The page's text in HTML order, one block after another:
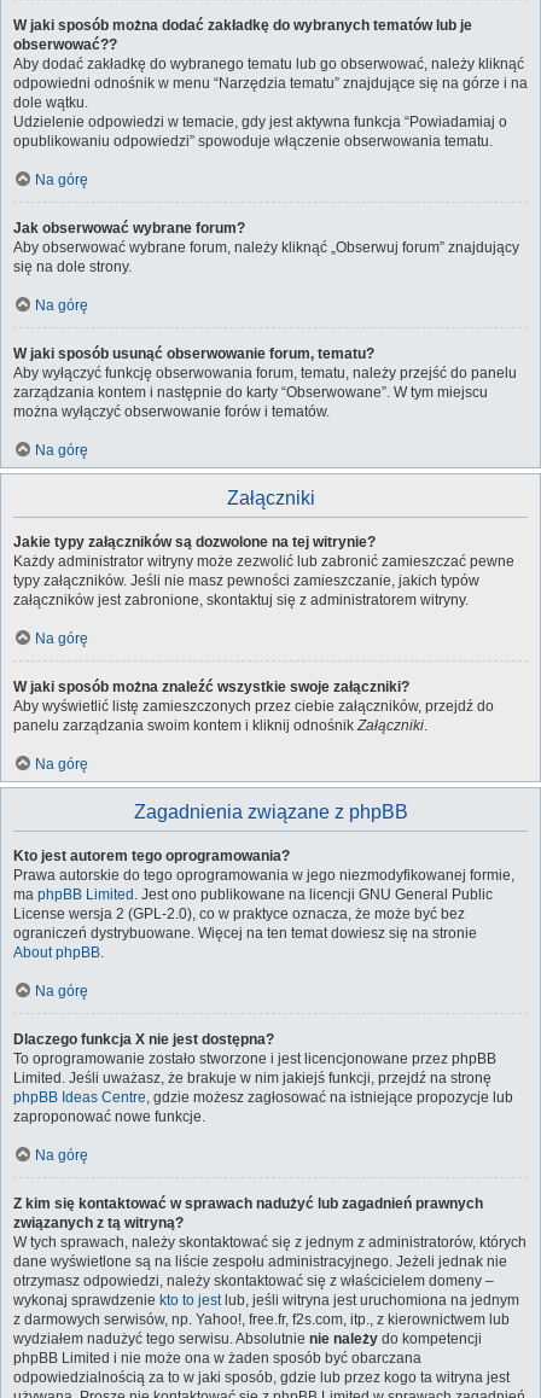
W jaki sposób można dodać zakładkę do wybranych tematów lub je
obserwować??
Aby dodać zakładkę do wybranego tematu lub go obserwować, należy kliknąć
odpowiedni odnośnik w menu “Narzędzia tematu” znajdujące się na górze i na
dole wątku.
Udzielenie odpowiedzi w temacie, gdy jest aktywna funkcja “Powiadamiaj o
opublikowaniu odpowiedzi” spowoduje włączenie obserwowania tematu.
Na górę
Jak obserwować wybrane forum?
Aby obserwować wybrane forum, należy kliknąć „Obserwuj forum” znajdujący
się na dole strony.
Na górę
W jaki sposób usunąć obserwowanie forum, tematu?
Aby wyłączyć funkcję obserwowania forum, tematu, należy przejść do panelu
zarządzania kontem i następnie do karty “Obserwowane”. W tym miejscu
można wyłączyć obserwowanie forów i tematów.
Na górę
Załączniki
Jakie typy załączników są dozwolone na tej witrynie?
Każdy administrator witryny może zezwolić lub zabronić zamieszczać pewne
typy załączników. Jeśli nie masz pewności zamieszczanie, jakich typów
załączników jest zabronione, skontaktuj się z administratorem witryny.
Na górę
W jaki sposób można znaleźć wszystkie swoje załączniki?
Aby wyświetlić listę zamieszczonych przez ciebie załączników, przejdź do
panelu zarządzania swoim kontem i kliknij odnośnikZałączniki.
Na górę
Zagadnienia związane z phpBB
Kto jest autorem tego oprogramowania?
Prawa autorskie do tego oprogramowania w jego niezmodyfikowanej formie,
ma phpBB Limited . Jest ono publikowane na licencji GNU General Public
License wersja 2 (GPL-2.0), co w praktyce oznacza, że może być bez
ograniczeń dystrybuowane. Więcej na ten temat dowiesz się na stronie
About phpBB.
Na górę
Dlaczego funkcja X nie jest dostępna?
To oprogramowanie zostało stworzone i jest licencjonowane przez phpBB
Limited. Jeśli uważasz, że brakuje w nim jakiejś funkcji, przejdź na stronę
phpBB Ideas Centre, gdzie możesz zagłosować na istniejące propozycje lub
zaproponować nowe funkcje.
Na górę
Z kim się kontaktować w sprawach nadużyć lub zagadnień prawnych
związanych z tą witryną?
W tych sprawach, należy skontaktować się z jednym z administratorów, których
dane wyświetlone są na liście zespołu administracyjnego. Jeżeli jednak nie
otrzymasz odpowiedzi, należy skontaktować się z właścicielem domeny –
wykonaj sprawdzenie kto to jestlub, jeśli witryna jest uruchomiona na jednym
z darmowych serwisów, np. Yahoo!, free.fr, f2s.com, itp., z kierownictwem lub
wydziałem nadużyć tego serwisu. Absolutnie nie należy do kompetencji
phpBB Limited i nie może ona w żaden sposób być obarczana
odpowiedzialnością za to w jaki sposób, gdzie lub przez kogo ta witryna jest